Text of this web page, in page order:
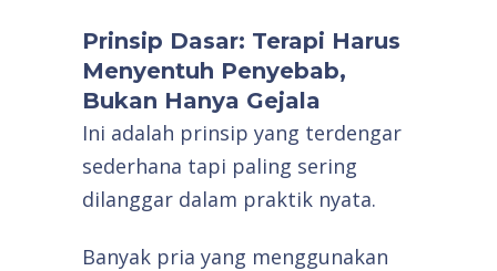
Prinsip Dasar: Terapi Harus
Menyentuh Penyebab,
Bukan Hanya Gejala
Ini adalah prinsip yang terdengar
sederhana tapi paling sering
dilanggar dalam praktik nyata.
Banyak pria yang menggunakan